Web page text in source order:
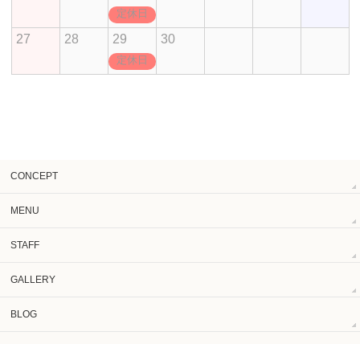
定休日
27 28 29
定休日
30
CONCEPT
MENU
STAFF
GALLERY
BLOG